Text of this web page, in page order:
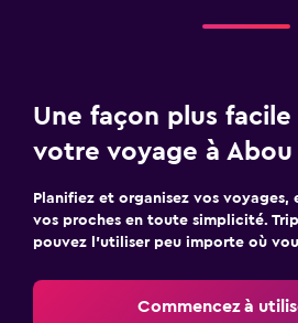
Une façon plus
votre voyage à Abou
Planifiez et organisez vos
vos proches en toute simplicité.
pouvez l’utiliser peu importe où
Commencez à